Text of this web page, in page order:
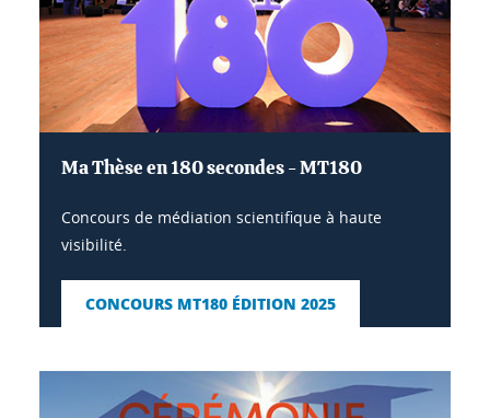
Ma Thèse en 180 secondes - MT180
Concours de médiation scientifique à haute
visibilité.
CONCOURS MT180 ÉDITION 2025